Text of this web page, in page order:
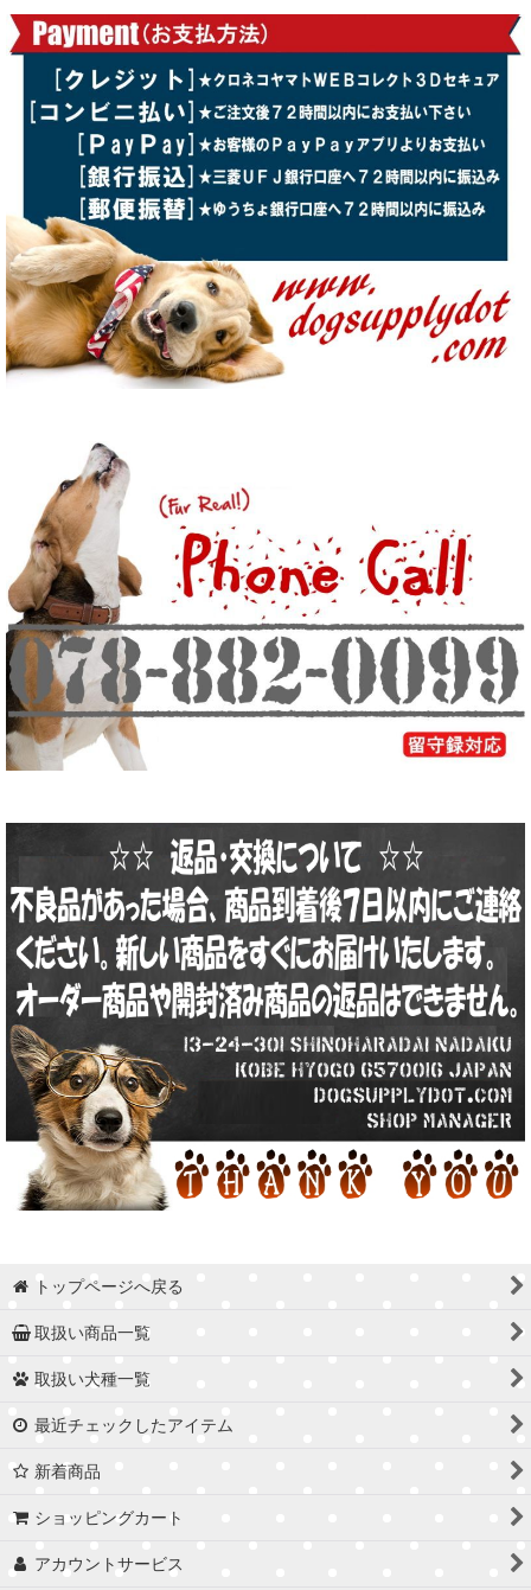
トップページへ戻る
取扱い商品一覧
取扱い犬種一覧
最近チェックしたアイテム
新着商品
ショッピングカート
アカウントサービス